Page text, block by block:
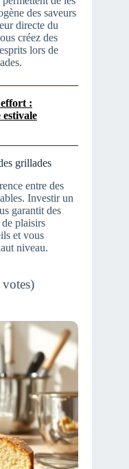
des saveurs
directe du
créez des
lors de
:
grillades
entre des
Investir un
garantit des
plaisirs
et vous
niveau.